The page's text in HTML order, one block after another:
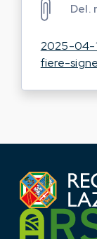
Del.
2025-04-
fiere-